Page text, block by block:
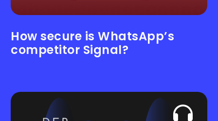
How secure is WhatsApp’s
competitor Signal?